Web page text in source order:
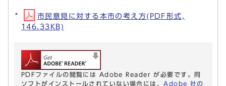
市民意見に対する本市の考え方(PDF形式,
146.33KB)
PDFファイルの閲覧には Adobe Reader が必要です。同
ソフトがインストールされていない場合には、 Adobe 社の